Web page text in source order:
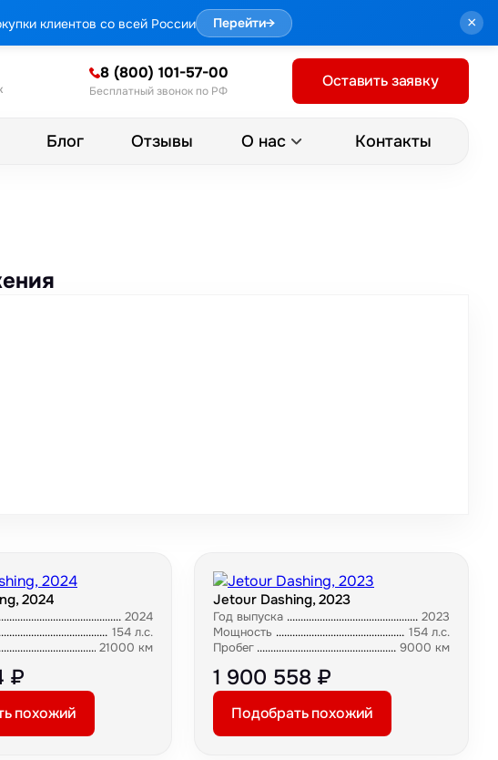
клиентов со всей России Перейти→ ×
8 (800) 101-57-00
Бесплатный звонок по РФ
Оставить заявку
Блог Отзывы О нас Контакты
2024
2024
154 л.с.
21000 км
₽
похожий
Jetour Dashing, 2023
Год выпуска
2023
Мощность
154 л.с.
Пробег
9000 км
1 900 558 ₽
Подобрать похожий